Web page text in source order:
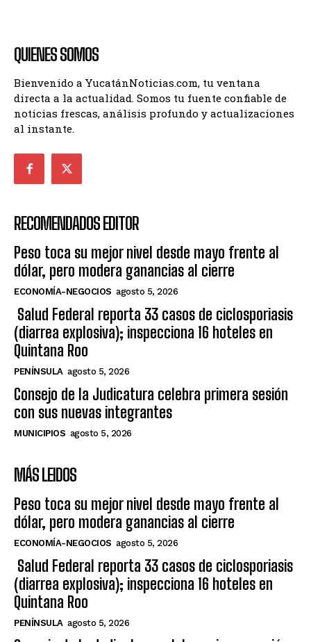
QUIENES SOMOS
Bienvenido a YucatánNoticias.com, tu ventana
directa a la actualidad. Somos tu fuente confiable de
noticias frescas, análisis profundo y actualizaciones
al instante.
RECOMENDADOS EDITOR
Peso toca su mejor nivel desde mayo frente al
dólar, pero modera ganancias al cierre
ECONOMÍA-NEGOCIOS agosto 5, 2026
Salud Federal reporta 33 casos de ciclosporiasis
(diarrea explosiva); inspecciona 16 hoteles en
Quintana Roo
PENÍNSULA agosto 5, 2026
Consejo de la Judicatura celebra primera sesión
con sus nuevas integrantes
MUNICIPIOS agosto 5, 2026
MÁS LEIDOS
Peso toca su mejor nivel desde mayo frente al
dólar, pero modera ganancias al cierre
ECONOMÍA-NEGOCIOS agosto 5, 2026
Salud Federal reporta 33 casos de ciclosporiasis
(diarrea explosiva); inspecciona 16 hoteles en
Quintana Roo
PENÍNSULA agosto 5, 2026